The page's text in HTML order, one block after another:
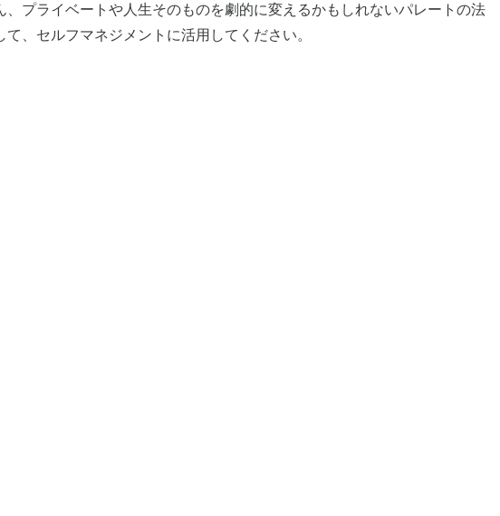
、プライベートや人生そのものを劇的に変えるかもしれないパレートの法
て、セルフマネジメントに活用してください。